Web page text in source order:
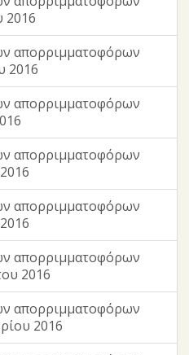
2016
απορριμματοφόρων
2016
απορριμματοφόρων
απορριμματοφόρων
απορριμματοφόρων
απορριμματοφόρων
2016
απορριμματοφόρων
2016